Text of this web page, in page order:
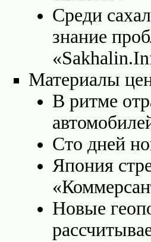
Среди
знание
Материалы
В ритме
Сто дней
Япония
Новые